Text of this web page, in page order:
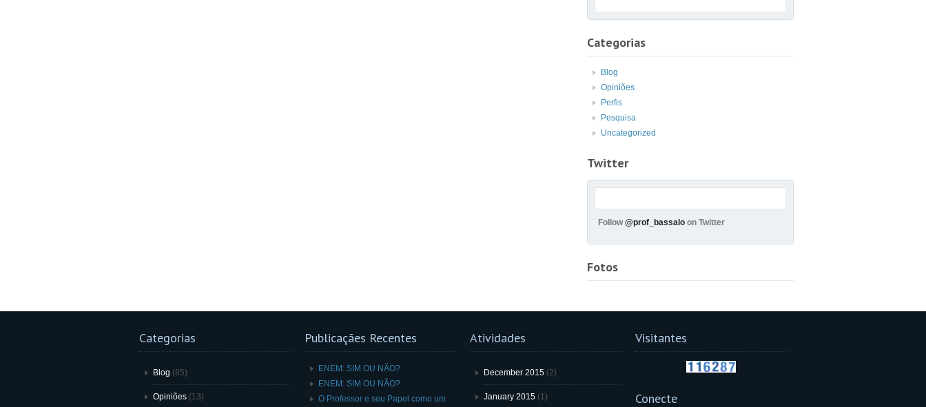
Categorias
Blog
Opiniões
Perfis
Pesquisa
Uncategorized
Twitter
Follow@prof_bassalo on Twitter
Fotos
Categorias
Blog (85)
Opiniões (13)
Publicaçães Recentes
ENEM: SIM OU NÃO?
ENEM: SIM OU NÃO?
O Professor e seu Papel como um
Atividades
December 2015 (2)
January 2015 (1)
Visitantes
Conecte